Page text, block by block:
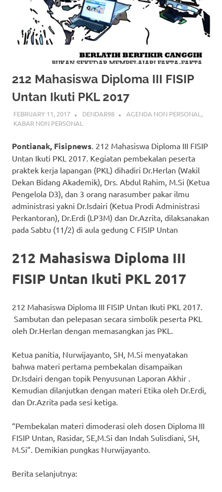
212 Mahasiswa Diploma III FISIP
Untan Ikuti PKL 2017
FEBRUARY 11, 2017 DENDAR98 AGENDA NON PERSONAL ,
KABAR NON PERSONAL
Pontianak, Fisipnews. 212 Mahasiswa Diploma III FISIP
Untan Ikuti PKL 2017. Kegiatan pembekalan peserta
praktek kerja lapangan (PKL) dihadiri Dr.Herlan (Wakil
Dekan Bidang Akademik), Drs. Abdul Rahim, M.Si (Ketua
Pengelola D3), dan 3 orang narasumber pakar ilmu
administrasi yakni Dr.Isdairi (Ketua Prodi Administrasi
Perkantoran), Dr.Erdi (LP3M) dan Dr.Azrita, dilaksanakan
pada Sabtu (11/2) di aula gedung C FISIP Untan
212 Mahasiswa Diploma III
FISIP Untan Ikuti PKL 2017
212 Mahasiswa Diploma III FISIP Untan Ikuti PKL 2017.
Sambutan dan pelepasan secara simbolik peserta PKL
oleh Dr.Herlan dengan memasangkan jas PKL.
Ketua panitia, Nurwijayanto, SH, M.Si menyatakan
bahwa materi pertama pembekalan disampaikan
Dr.Isdairi dengan topik Penyusunan Laporan Akhir .
Kemudian dilanjutkan dengan materi Etika oleh Dr.Erdi,
dan Dr.Azrita pada sesi ketiga.
“Pembekalan materi dimoderasi oleh dosen Diploma III
FISIP Untan, Rasidar, SE,M.Si dan Indah Sulisdiani, SH,
M.Si”. Demikian pungkas Nurwijayanto.
Berita selanjutnya: